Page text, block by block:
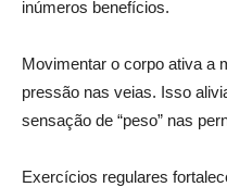
inúmeros benefícios.
Movimentar o corpo ativa a
pressão nas veias. Isso
sensação de “peso” nas
Exercícios regulares